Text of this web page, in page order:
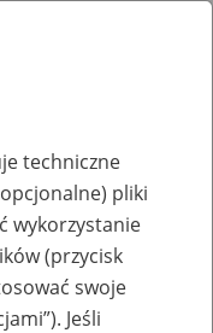
pracy
techniczne
pliki
wykorzystanie
(przycisk
swoje
Jeśli